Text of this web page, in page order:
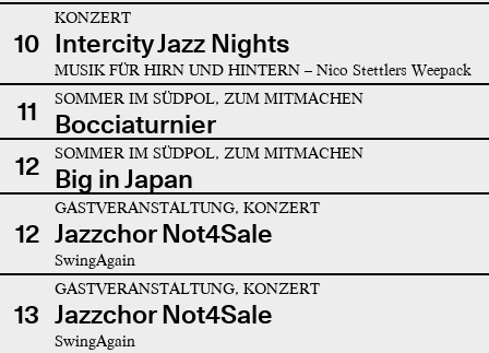
10
KONZERT
Intercity Jazz Nights
MUSIK FÜR HIRN UND HINTERN – Nico Stettlers Weepack
11 SOMMER IM SÜDPOL, ZUM MITMACHEN
Bocciaturnier
12
SOMMER IM SÜDPOL, ZUM MITMACHEN
Big in Japan
12
GASTVERANSTALTUNG, KONZERT
Jazzchor Not4Sale
SwingAgain
13
GASTVERANSTALTUNG, KONZERT
Jazzchor Not4Sale
SwingAgain